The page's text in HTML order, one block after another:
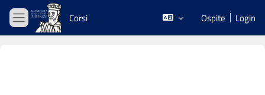
Vai al contenuto principale
Pannello laterale
Corsi Ospite Login